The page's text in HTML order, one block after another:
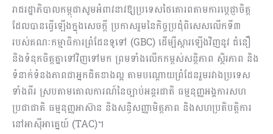
រាជរដ្ឋាភិបាលកម្ពុជាសូមអំពាវនាវឱ្យប្រទេសថៃគោរពតាមការប្តេជ្ញាចិត្ត
ដែលបានធ្វើឡើងក្នុងសេចក្តី ប្រកាសរួមនៃកិច្ចប្រជុំពិសេសលើកទី៣
របស់គណៈកម្មាធិការព្រំដែនទូទៅ (GBC) ដើម្បីស្តារឡើងវិញនូវ ជំនឿ
និងទំនុកចិត្តគ្នាទៅវិញទៅមក ព្រមទាំងលើកកម្ពស់សន្តិភាព ស្ថិរភាព និង
ទំនាក់ទំនងភាពជាអ្នកជិតខាងល្អ តាមបណ្តោយព្រំដែនរួមរវាងប្រទេស
ទាំងពីរ ស្របតាមគោលការណ៍នៃច្បាប់អន្តរជាតិ ធម្មនុញ្ញអង្គការសហ
ប្រជាជាតិ ធម្មនុញ្ញអាស៊ាន និងសន្ធិសញ្ញាមិត្តភាព និងសហប្រតិបត្តិការ
នៅអាស៊ីអាគ្នេយ៍ (TAC)។